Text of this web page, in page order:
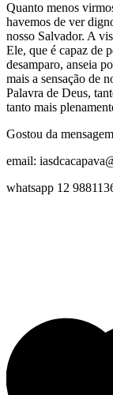
Quanto menos
havemos de ver
nosso Salvador. A
Ele, que é capaz de
desamparo, anseia
mais a sensação de
Palavra de Deus,
tanto mais
Gostou da
email:
whatsapp 12